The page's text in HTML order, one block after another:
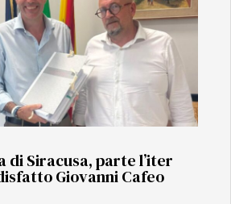
di Siracusa, parte l’iter
Giovanni Cafeo